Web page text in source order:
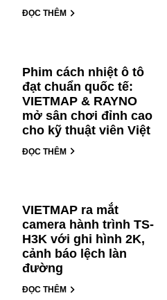
ĐỌC THÊM
Phim cách nhiệt ô tô
đạt chuẩn quốc tế:
VIETMAP & RAYNO
mở sân chơi đỉnh cao
cho kỹ thuật viên Việt
ĐỌC THÊM
VIETMAP ra mắt
camera hành trình TS-
H3K với ghi hình 2K,
cảnh báo lệch làn
đường
ĐỌC THÊM